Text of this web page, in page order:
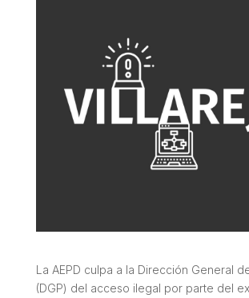
La AEPD culpa a la Dirección General
(DGP) del acceso ilegal por parte del